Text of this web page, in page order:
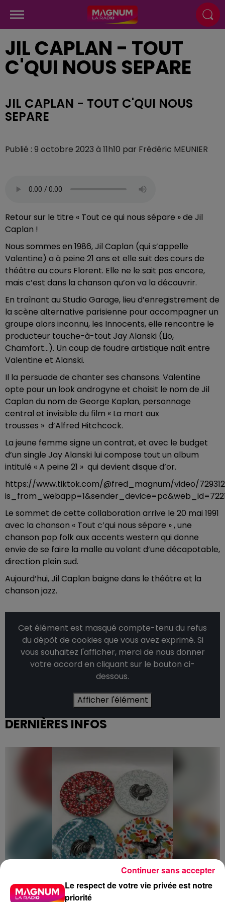
JIL CAPLAN - TOUT
C'QUI NOUS SEPARE
JIL CAPLAN - TOUT C'QUI NOUS
SEPARE
Publié : 9 octobre 2023 à 11h10 par Frédéric MEUNIER
Retour sur le titre « Tout ce qui nous sépare » de Jil
Caplan !
Nous sommes en 1986, Jil Caplan (qui s’appelle
Valentine) a à peine 21 ans et elle suit des cours de
théâtre au cours Florent. Elle ne le sait pas encore,
mais c’est dans la chanson qu’on va la découvrir.
En traînant au Studio Garage, lieu d’enregistrement de
la scène alternative parisienne pour accompagner un
groupe alors inconnu, les Innocents, elle rencontre le
producteur touche-à-tout Jay Alanski (Lio,
Chamfort…). Un coup de foudre artistique naît entre
Valentine et Alanski.
Il la persuade de chanter ses chansons. Valentine
opte pour un look androgyne et choisit le nom de Jil
Caplan du nom de George Kaplan, personnage
central et invisible du film « La mort aux
trousses » d’Alfred Hitchcock.
La jeune femme signe un contrat, et avec le budget
d’un single Jay Alanski lui compose tout un album
intitulé « A peine 21 » qui devient disque d’or.
https://www.tiktok.com/@fred_magnum/video/
Le sommet de cette collaboration arrive le 20 mai 1991
avec la chanson « Tout c’qui nous sépare » , une
chanson pop folk aux accents western qui donne
envie de se faire la malle au volant d’une décapotable,
direction plein sud.
Aujourd’hui, Jil Caplan baigne dans le théâtre et la
chanson jazz.
Cet élément est masqué compte-tenu du refus
du dépôt de cookies que vous avez exprimé. Si
vous souhaitez l'afficher, merci de nous donner
votre accord en cliquant sur le bouton ci-
dessous.
Afficher l'élément
DERNIÈRES INFOS
Le respect de votre vie privée est notre
priorité
Continuer sans accepter